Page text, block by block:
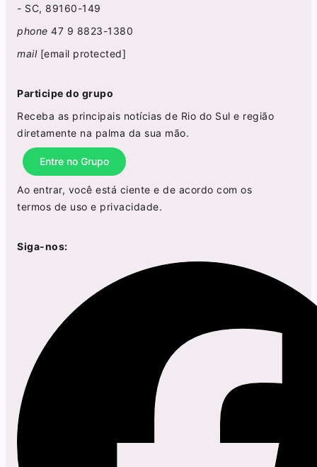
- SC, 89160-149
phone 47 9 8823-1380
mail [email protected]
Participe do grupo
Receba as principais notícias de Rio do Sul e região
diretamente na palma da sua mão.
Entre no Grupo
Ao entrar, você está ciente e de acordo com os
termos de uso e privacidade.
Siga-nos: